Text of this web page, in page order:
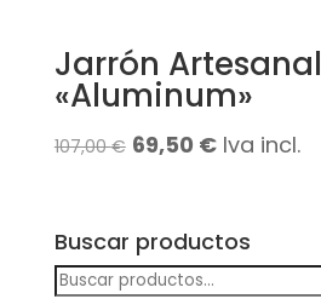
Jarrón Artesanal
«Aluminum»
107,00€ El
era:
107,00 €.
69,50 €El
es:
69,50 €.
Iva incl.
Buscar productos
Buscar